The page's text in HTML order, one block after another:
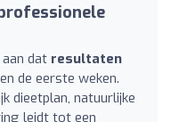
dat resultaten
de eerste weken.
dieetplan, natuurlijke
leidt tot een